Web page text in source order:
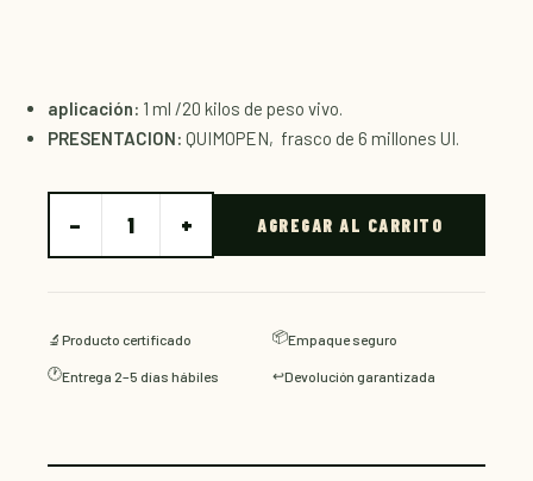
aplicación: 1 ml /20 kilos de peso vivo.
PRESENTACION: QUIMOPEN, frasco de 6 millones UI.
− 1 + AGREGAR AL CARRITO
🔬 Producto certificado 📦Empaque seguro
🕐Entrega 2–5 días hábiles ↩️Devolución garantizada